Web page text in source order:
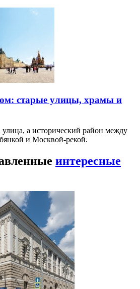
старые улицы, храмы и
а исторический район между
и Москвой-рекой.
интересные